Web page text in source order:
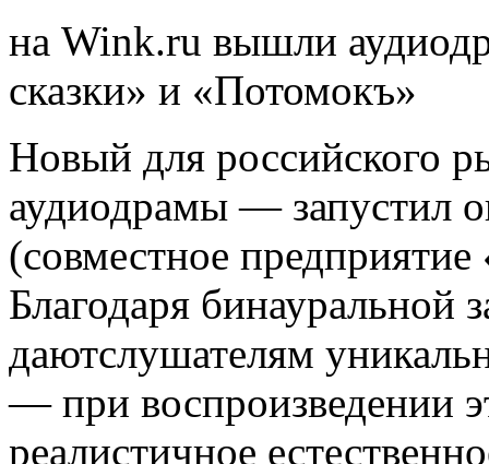
на Wink.ru вышли
сказки» и «Потомокъ»
Новый для российского
аудиодрамы — запустил
(совместное
Благодаря бинауральной
даютслушателям
— при воспроизведении
реалистичное